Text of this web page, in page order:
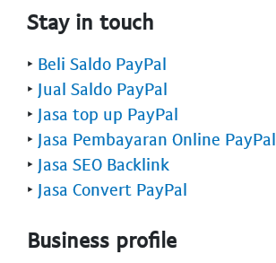
Stay in touch
‣ Beli Saldo PayPal
‣ Jual Saldo PayPal
‣ Jasa top up PayPal
‣ Jasa Pembayaran Online PayPal
‣ Jasa SEO Backlink
‣ Jasa Convert PayPal
Business profile